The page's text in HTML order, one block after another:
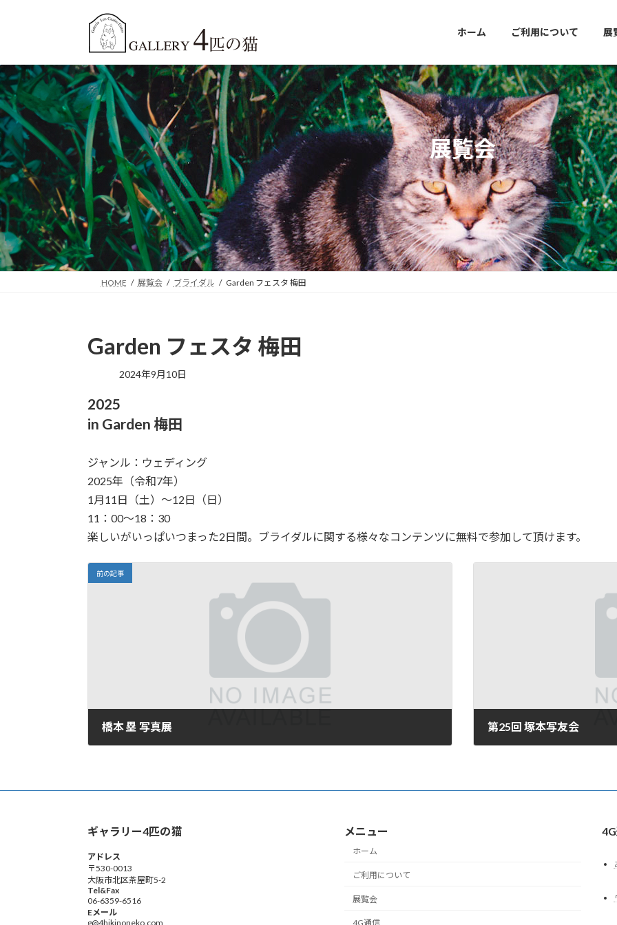
ツ
へ
ス
キ
ッ
プ
シ
ョ
ン
に
移
動
ホーム ご利用について 展
展覧会
HOME 展覧会 ブライダル Garden フェスタ 梅田
Garden フェスタ 梅田
2024年9月10日
2025
in Garden 梅田
ジャンル：ウェディング
2025年（令和7年）
1月11日（土）～12日（日）
11：00～18：30
楽しいがいっぱいつまった2日間。ブライダルに関する様々なコンテンツに無料で参加して頂けます。
前の記事
橋本 塁 写真展 第25回 塚本写友会
ギャラリー4匹の猫
アドレス
〒530-0013
大阪市北区茶屋町5-2
Tel&Fax
06-6359-6516
Eメール
g@4hikinoneko.com
メニュー
ホーム
ご利用について
展覧会
4G通信